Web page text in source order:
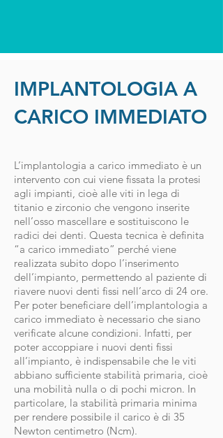
IMPLANTOLOGIA A
CARICO IMMEDIATO
L’implantologia a carico immediato è un
intervento con cui viene fissata la protesi
agli impianti, cioè alle viti in lega di
titanio e zirconio che vengono inserite
nell’osso mascellare e sostituiscono le
radici dei denti. Questa tecnica è definita
“a carico immediato” perché viene
realizzata subito dopo l’inserimento
dell’impianto, permettendo al paziente di
riavere nuovi denti fissi nell’arco di 24 ore.
Per poter beneficiare dell’implantologia a
carico immediato è necessario che siano
verificate alcune condizioni. Infatti, per
poter accoppiare i nuovi denti fissi
all’impianto, è indispensabile che le viti
abbiano sufficiente stabilità primaria, cioè
una mobilità nulla o di pochi micron. In
particolare, la stabilità primaria minima
per rendere possibile il carico è di 35
Newton centimetro (Ncm).